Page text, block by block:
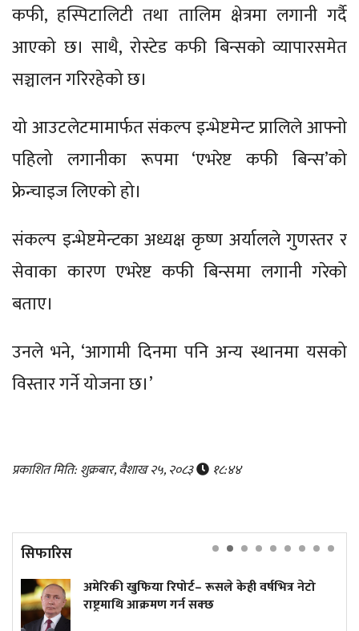
कफी, हस्पिटालिटी तथा तालिम क्षेत्रमा लगानी गर्दै
आएको छ। साथै, रोस्टेड कफी बिन्सको व्यापारसमेत
सञ्चालन गरिरहेको छ।
यो आउटलेटमामार्फत संकल्प इन्भेष्टमेन्ट प्रालिले आफ्नो
पहिलो लगानीका रूपमा ‘एभरेष्ट कफी बिन्स’को
फ्रेन्चाइज लिएको हो।
संकल्प इन्भेष्टमेन्टका अध्यक्ष कृष्ण अर्यालले गुणस्तर र
सेवाका कारण एभरेष्ट कफी बिन्समा लगानी गरेको
बताए।
उनले भने, ‘आगामी दिनमा पनि अन्य स्थानमा यसको
विस्तार गर्ने योजना छ।’
प्रकाशित मिति: शुक्रबार, वैशाख २५, २०८३ १८:४४
सिफारिस
खुफिया रिपोर्ट– रूसले केही वर्षभित्र नेटो
आक्रमण गर्न सक्छ